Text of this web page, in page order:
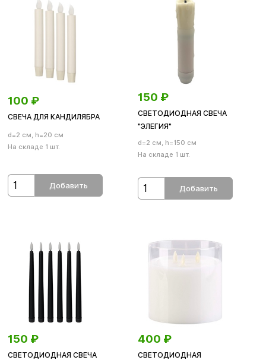
100 ₽
СВЕЧА ДЛЯ КАНДИЛЯБРА
d=2 см, h=20 см
На складе 1 шт.
Добавить
150 ₽
СВЕТОДИОДНАЯ СВЕЧА
"ЭЛЕГИЯ"
d=2 см, h=150 см
На складе 1 шт.
Добавить
150 ₽
СВЕТОДИОДНАЯ СВЕЧА
400 ₽
СВЕТОДИОДНАЯ